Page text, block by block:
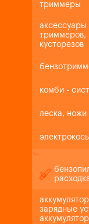
триммеры
аксессуары
триммеров,
кусторезов
комби -
леска, ножи
+-
зарядные